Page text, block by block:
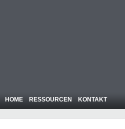
HOME RESSOURCEN KONTAKT